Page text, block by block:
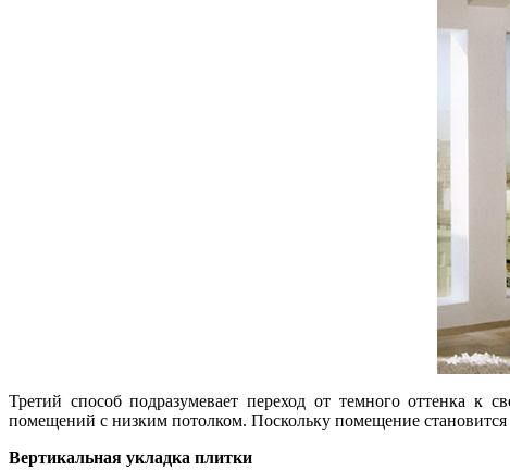
Третий способ подразумевает переход от темного оттенка к
помещений с низким потолком. Поскольку помещение становится
Вертикальная укладка плитки